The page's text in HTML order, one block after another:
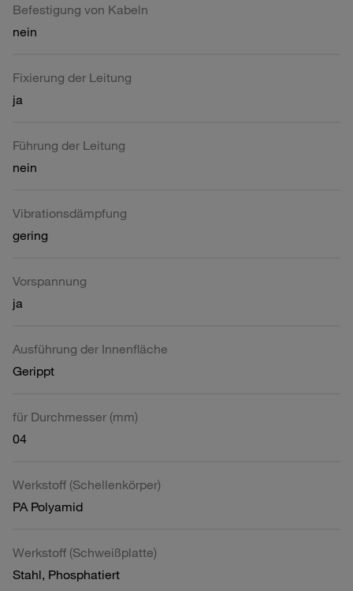
Befestigung von Kabeln
nein
Fixierung der Leitung
ja
Führung der Leitung
nein
Vibrationsdämpfung
gering
Vorspannung
ja
Ausführung der Innenfläche
Gerippt
für Durchmesser (mm)
04
Werkstoff (Schellenkörper)
PA Polyamid
Werkstoff (Schweißplatte)
Stahl, Phosphatiert